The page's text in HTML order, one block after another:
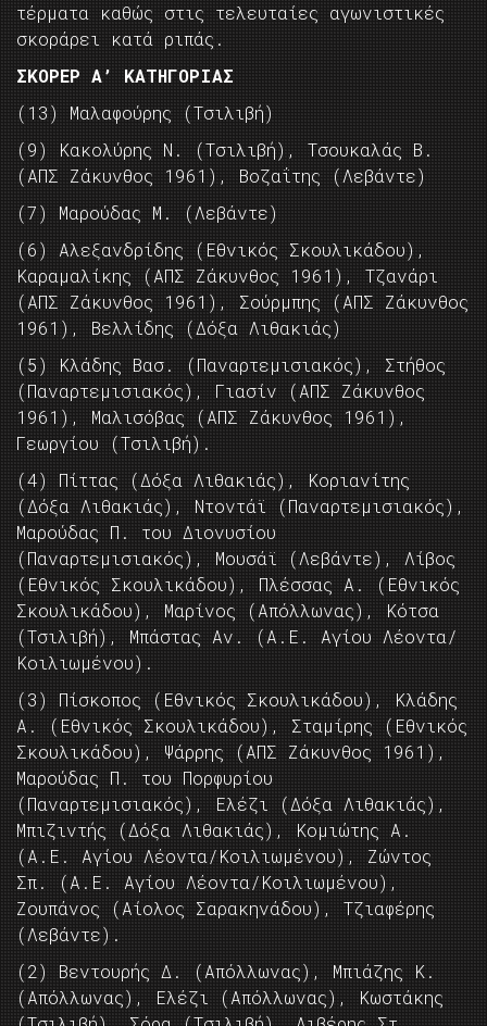
τέρματα καθώς στις τελευταίες αγωνιστικές
σκοράρει κατά ριπάς.
ΣΚΟΡΕΡ Α’ ΚΑΤΗΓΟΡΙΑΣ
(13) Μαλαφούρης (Τσιλιβή)
(9) Κακολύρης Ν. (Τσιλιβή), Τσουκαλάς Β.
(ΑΠΣ Ζάκυνθος 1961), Βοζαΐτης (Λεβάντε)
(7) Μαρούδας Μ. (Λεβάντε)
(6) Αλεξανδρίδης (Εθνικός Σκουλικάδου),
Καραμαλίκης (ΑΠΣ Ζάκυνθος 1961), Τζανάρι
(ΑΠΣ Ζάκυνθος 1961), Σούρμπης (ΑΠΣ Ζάκυνθος
1961), Βελλίδης (Δόξα Λιθακιάς)
(5) Κλάδης Βασ. (Παναρτεμισιακός), Στήθος
(Παναρτεμισιακός), Γιασίν (ΑΠΣ Ζάκυνθος
1961), Μαλισόβας (ΑΠΣ Ζάκυνθος 1961),
Γεωργίου (Τσιλιβή).
(4) Πίττας (Δόξα Λιθακιάς), Κοριανίτης
(Δόξα Λιθακιάς), Ντοντάϊ (Παναρτεμισιακός),
Μαρούδας Π. του Διονυσίου
(Παναρτεμισιακός), Μουσάϊ (Λεβάντε), Λίβος
(Εθνικός Σκουλικάδου), Πλέσσας Α. (Εθνικός
Σκουλικάδου), Μαρίνος (Απόλλωνας), Κότσα
(Τσιλιβή), Μπάστας Αν. (Α.Ε. Αγίου Λέοντα/
Κοιλιωμένου).
(3) Πίσκοπος (Εθνικός Σκουλικάδου), Κλάδης
Α. (Εθνικός Σκουλικάδου), Σταμίρης (Εθνικός
Σκουλικάδου), Ψάρρης (ΑΠΣ Ζάκυνθος 1961),
Μαρούδας Π. του Πορφυρίου
(Παναρτεμισιακός), Ελέζι (Δόξα Λιθακιάς),
Μπιζιντής (Δόξα Λιθακιάς), Κομιώτης Α.
(Α.Ε. Αγίου Λέοντα/Κοιλιωμένου), Ζώντος
Σπ. (Α.Ε. Αγίου Λέοντα/Κοιλιωμένου),
Ζουπάνος (Αίολος Σαρακηνάδου), Τζιαφέρης
(Λεβάντε).
(2) Βεντουρής Δ. (Απόλλωνας), Μπιάζης Κ.
(Απόλλωνας), Ελέζι (Απόλλωνας), Κωστάκης